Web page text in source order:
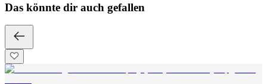
Das könnte dir auch gefallen